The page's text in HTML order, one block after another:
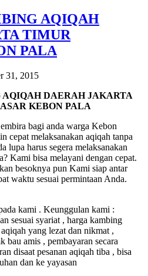
AQIQAH
TIMUR
PALA
31, 2015
AQIQAHDAERAH JAKARTA
KEBON PALA
bagi anda warga Kebon
cepat melaksanakan aqiqah tanpa
lupa harus segera melaksanakan
Kami bisa melayani dengan cepat.
besoknya pun Kami siap antar
waktu sesuai permintaan Anda.
kami . Keunggulan kami :
sesuai syariat , harga kambing
yang lezat dan nikmat ,
bau amis , pembayaran secara
disaat pesanan aqiqah tiba , bisa
dan ke yayasan